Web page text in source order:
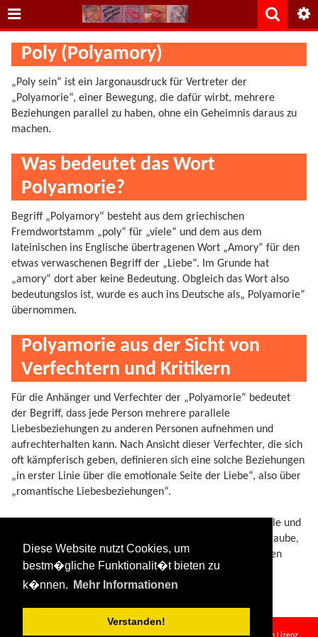
Diese Website nutzt Cookies, um
bestm�gliche Funktionalit�t bieten zu
k�nnen.
Mehr Informationen
Verstanden!
Poly (Polyamory)
„Poly sein“ ist ein Jargonausdruck für Vertreter der
„Polyamorie“, einer Bewegung, die dafür wirbt, mehrere
Beziehungen parallel zu haben, ohne ein Geheimnis daraus zu
machen.
Was bedeutet das Wort
Polyamorie?
Begriff „Polyamory“ besteht aus dem griechischen
Fremdwortstamm „poly“ für „viele“ und dem aus dem
lateinischen ins Englische übertragenen Wort „Amory“ für den
etwas verwaschenen Begriff der „Liebe“. Im Grunde hat
„amory“ dort aber keine Bedeutung. Obgleich das Wort also
bedeutungslos ist, wurde es auch ins Deutsche als„ Polyamorie“
übernommen.
Polyamorie aus der Sicht von
Verfechtern und Kritikern
Für die Anhänger und Verfechter der „Polyamorie“ bedeutet
der Begriff, dass jede Person mehrere parallele
Liebesbeziehungen zu anderen Personen aufnehmen und
aufrechterhalten kann. Nach Ansicht dieser Verfechter, die sich
oft kämpferisch geben, definieren sich eine solche Beziehungen
„in erster Linie über die emotionale Seite der Liebe“, also über
„romantische Liebesbeziehungen“.
Kritiker dieser Richtung verweisen auf die fehlende soziale und
emotionale Verbindlichkeit hin, die jedem Individuum erlaube,
die Beziehung so auszulegen, wie er selbst sie gerne sehen
würde.
· Zuletzt geändert:2024/08/11 09:34